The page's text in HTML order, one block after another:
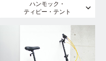
ハンモック・
ティピー・テント